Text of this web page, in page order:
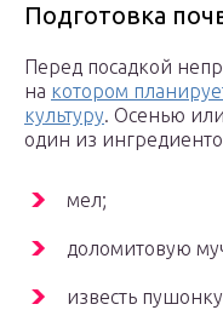
Подготовка
Перед посадкой
на котором
культуру. Осенью
один из
мел;
доломитовую
известь